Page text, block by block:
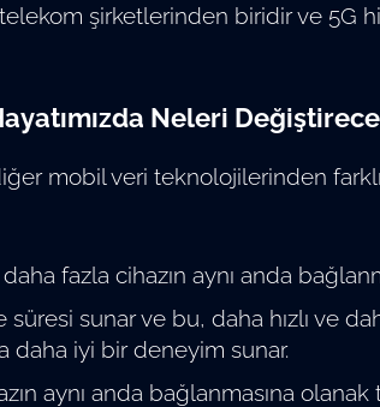
şirketlerinden biridir ve 5G
Neleri
mobil veri teknolojilerinden
fazla cihazın aynı anda
sunar ve bu, daha hızlı ve
iyi bir deneyim sunar.
aynı anda bağlanmasına olanak